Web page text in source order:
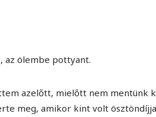
az ölembe pottyant.
azelőtt, mielőtt nem mentünk
meg, amikor kint volt